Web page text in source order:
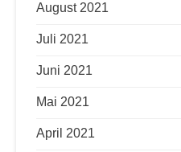
August 2021
Juli 2021
Juni 2021
Mai 2021
April 2021